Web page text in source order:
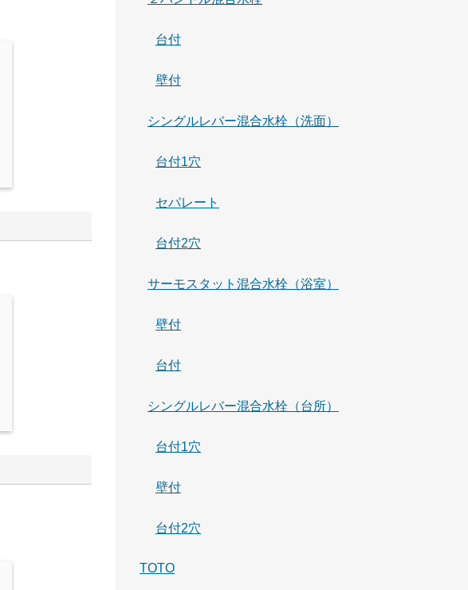
台付
壁付
シングルレバー混合水栓（洗面）
台付1穴
セパレート
台付2穴
サーモスタット混合水栓（浴室）
壁付
台付
シングルレバー混合水栓（台所）
台付1穴
壁付
台付2穴
TOTO